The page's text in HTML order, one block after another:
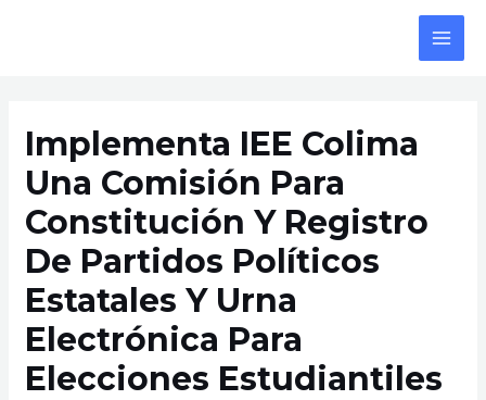
Implementa IEE Colima
Una Comisión Para
Constitución Y Registro
De Partidos Políticos
Estatales Y Urna
Electrónica Para
Elecciones Estudiantiles